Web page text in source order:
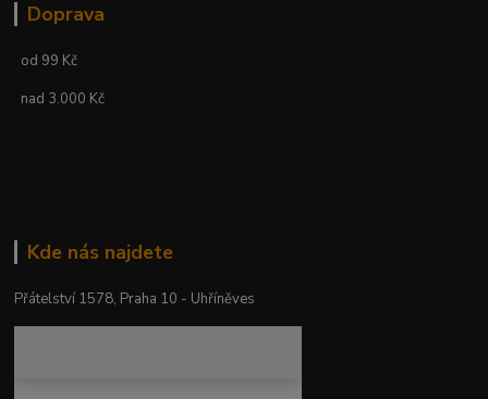
Doprava
od 99 Kč
nad 3.000 Kč
Kde nás najdete
Přátelství 1578, Praha 10 - Uhříněves